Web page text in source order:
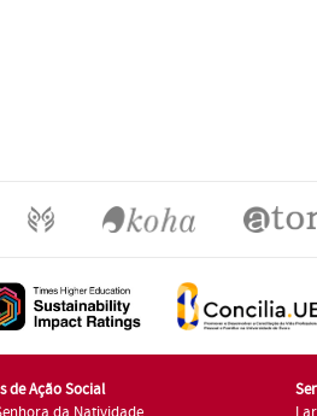
de Ação Social